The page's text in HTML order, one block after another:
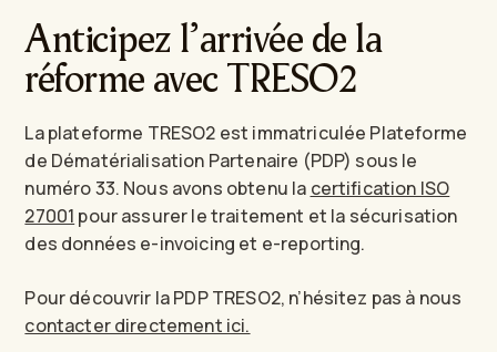
Anticipez l’arrivée de la
réforme avec TRESO2
La plateforme TRESO2 est immatriculée Plateforme
de Dématérialisation Partenaire (PDP) sous le
numéro 33. Nous avons obtenu la certification ISO
27001 pour assurer le traitement et la sécurisation
des données e-invoicing et e-reporting.
Pour découvrir la PDP TRESO2, n’hésitez pas à nous
contacter directement ici.